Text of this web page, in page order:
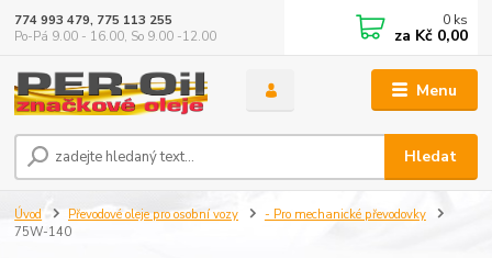
Menu
Hledat
774 993 479, 775 113 255
Po-Pá 9.00 - 16.00, So 9.00 -12.00
0 ks
za Kč 0,00
Úvod Převodové oleje pro osobní vozy
- Pro mechanické převodovky
75W-140